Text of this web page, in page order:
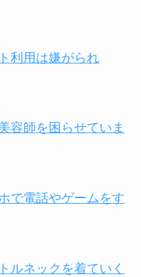
利用は嫌がられ
容師を困らせていま
で電話やゲームをす
ルネックを着ていく